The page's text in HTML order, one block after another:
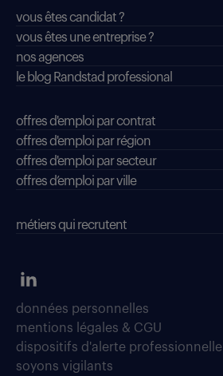
vous êtes candidat ?
vous êtes une entreprise ?
nos agences
le blog Randstad professional
offres d'emploi par contrat
offres d'emploi par région
offres d'emploi par secteur
offres d’emploi par ville
métiers qui recrutent
données personnelles
mentions légales & CGU
dispositifs d'alerte professionnelle
soyons vigilants